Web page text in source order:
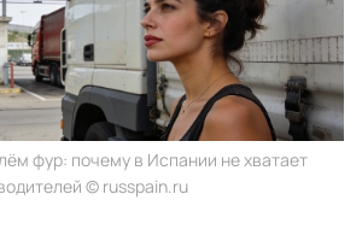
фур: почему в Испании не хватает
© russpain.ru